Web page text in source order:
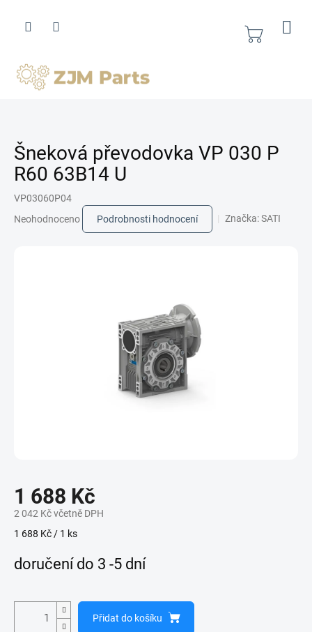
obsah
Nákupní
Šneková převodovka VP 030 P
R60 63B14 U
VP03060P04
hodnocení
Neohodnoceno Podrobnosti hodnocení Značka:SATI
1 688 Kč
2 042 Kč včetně DPH
Měrná
1 688 Kč / 1 ks
doručení do 3 -5 dní
Přidat do košíku